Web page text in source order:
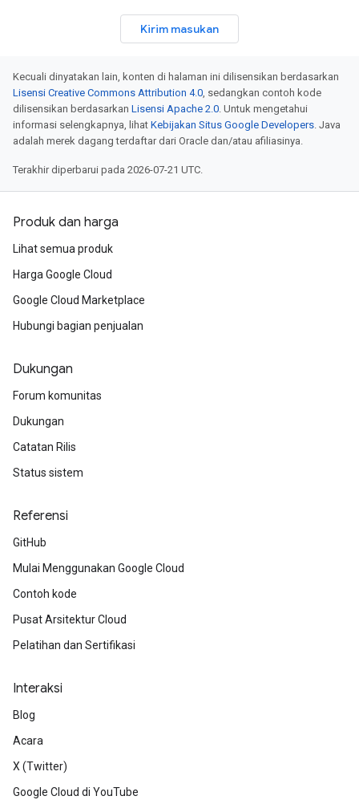
Kirim masukan
Kecuali dinyatakan lain, konten di halaman ini dilisensikan berdasarkan
Lisensi Creative Commons Attribution 4.0, sedangkan contoh kode
dilisensikan berdasarkan Lisensi Apache 2.0. Untuk mengetahui
informasi selengkapnya, lihat Kebijakan Situs Google Developers. Java
adalah merek dagang terdaftar dari Oracle dan/atau afiliasinya.
Terakhir diperbarui pada 2026-07-21 UTC.
Produk dan harga
Lihat semua produk
Harga Google Cloud
Google Cloud Marketplace
Hubungi bagian penjualan
Dukungan
Forum komunitas
Dukungan
Catatan Rilis
Status sistem
Referensi
GitHub
Mulai Menggunakan Google Cloud
Contoh kode
Pusat Arsitektur Cloud
Pelatihan dan Sertifikasi
Interaksi
Blog
Acara
X (Twitter)
Google Cloud di YouTube